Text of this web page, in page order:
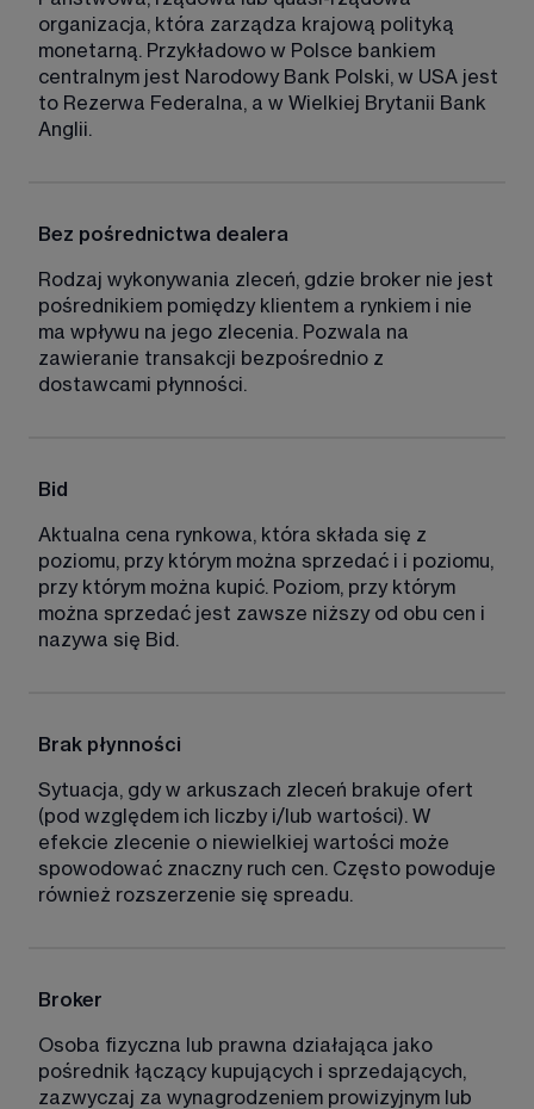
organizacja, która zarządza krajową polityką
monetarną. Przykładowo w Polsce bankiem
centralnym jest Narodowy Bank Polski, w USA jest
to Rezerwa Federalna, a w Wielkiej Brytanii Bank
Anglii.
Bez pośrednictwa dealera
Rodzaj wykonywania zleceń, gdzie broker nie jest
pośrednikiem pomiędzy klientem a rynkiem i nie
ma wpływu na jego zlecenia. Pozwala na
zawieranie transakcji bezpośrednio z
dostawcami płynności.
Bid
Aktualna cena rynkowa, która składa się z
poziomu, przy którym można sprzedać i i poziomu,
przy którym można kupić. Poziom, przy którym
można sprzedać jest zawsze niższy od obu cen i
nazywa się Bid.
Brak płynności
Sytuacja, gdy w arkuszach zleceń brakuje ofert
(pod względem ich liczby i/lub wartości). W
efekcie zlecenie o niewielkiej wartości może
spowodować znaczny ruch cen. Często powoduje
również rozszerzenie się spreadu.
Broker
Osoba fizyczna lub prawna działająca jako
pośrednik łączący kupujących i sprzedających,
zazwyczaj za wynagrodzeniem prowizyjnym lub